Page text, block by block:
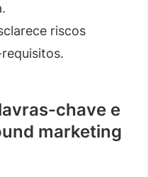
riscos
chave e
marketing